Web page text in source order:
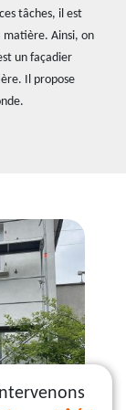
tâches, il est
matière. Ainsi, on
un façadier
Il propose